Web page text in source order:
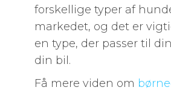
forskellige typer af
markedet, og det er
en type, der passer til
din bil.
Få mere viden om